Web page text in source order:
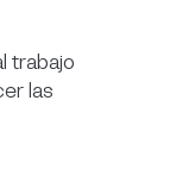
trabajo
las